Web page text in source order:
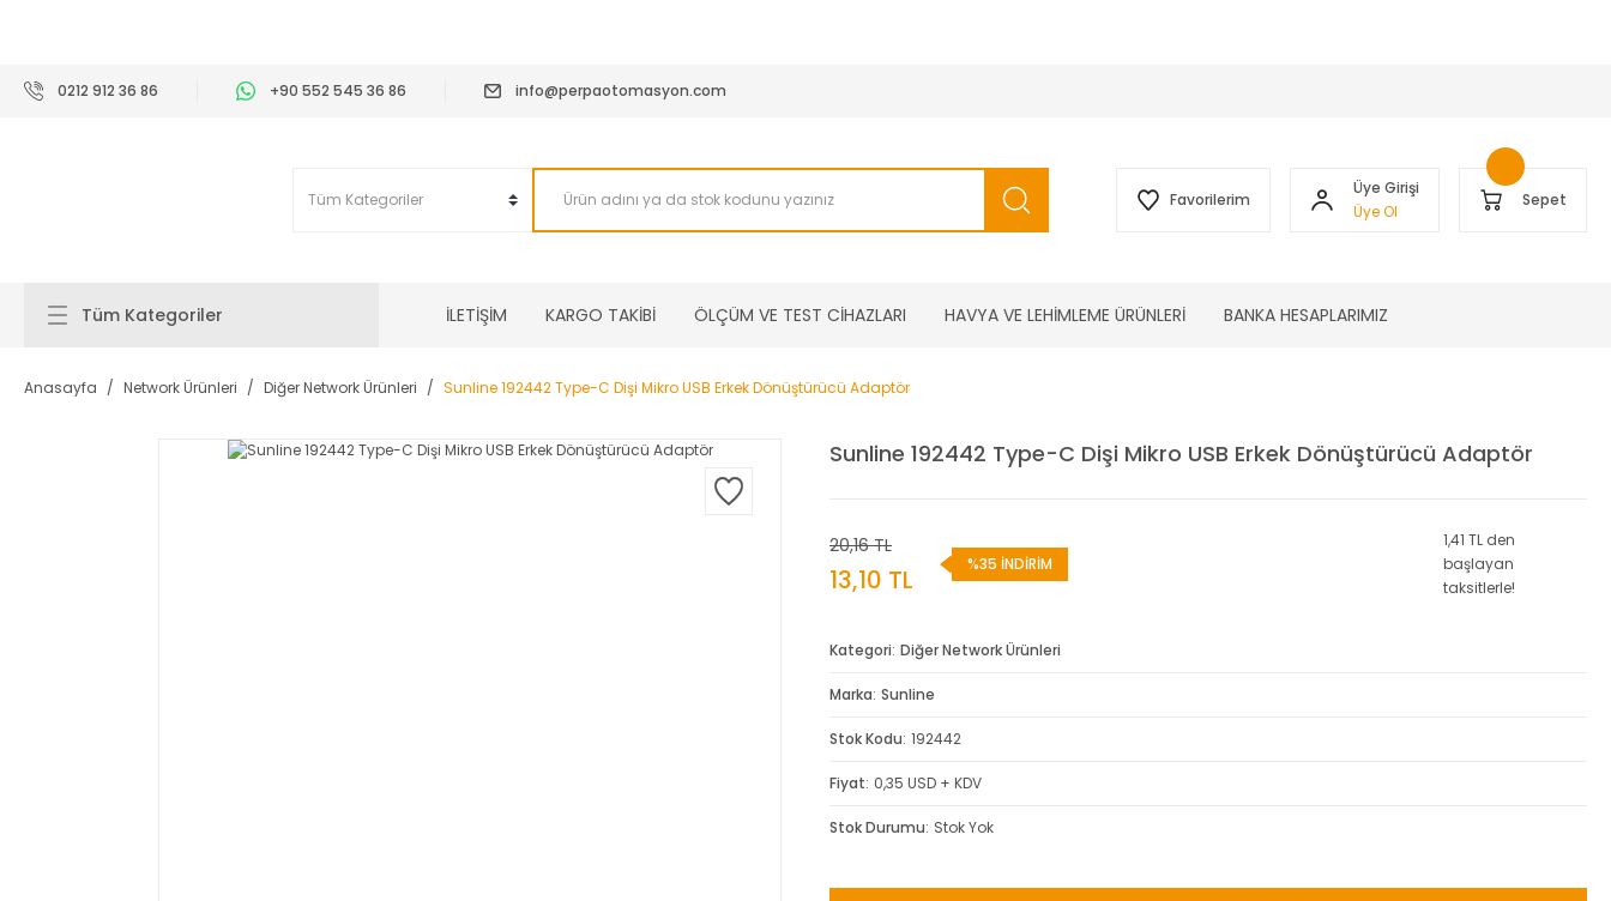
0212 912 36 86 +90 552 545 36 86 info@perpaotomasyon.com
Favorilerim
Üye Girişi
Üye Ol
Sepet
Tüm Kategoriler İLETİŞİM KARGO TAKİBİ ÖLÇÜM VE TEST CİHAZLARI HAVYA VE LEHİMLEME ÜRÜNLERİ BANKA HESAPLARIMIZ
Anasayfa Network Ürünleri Diğer Network Ürünleri Sunline 192442 Type-C Dişi Mikro USB Erkek Dönüştürücü Adaptör
Sunline 192442 Type-C Dişi Mikro USB Erkek Dönüştürücü Adaptör
20,16 TL
13,10 TL %35 İNDİRİM
1,41 TL den
başlayan
taksitlerle!
Kategori Diğer Network Ürünleri
Marka Sunline
Stok Kodu 192442
Fiyat 0,35 USD + KDV
Stok Durumu Stok Yok